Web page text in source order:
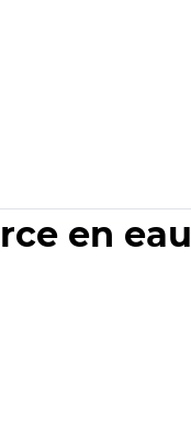
en eau